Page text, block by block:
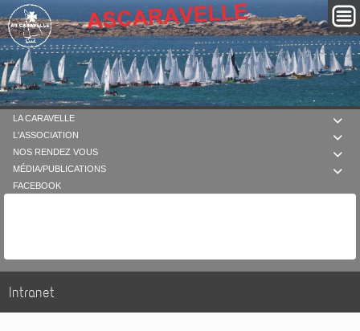

LA CARAVELLE

L'ASSOCIATION

NOS RENDEZ VOUS

MÉDIA/PUBLICATIONS
FACEBOOK
Intranet